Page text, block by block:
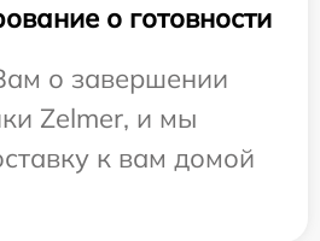
о готовности
о завершении
Zelmer, и мы
к вам домой